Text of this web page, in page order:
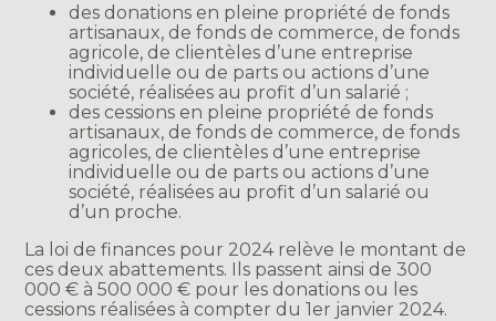
des donations en pleine propriété de fonds
artisanaux, de fonds de commerce, de fonds
agricole, de clientèles d’une entreprise
individuelle ou de parts ou actions d’une
société, réalisées au profit d’un salarié ;
des cessions en pleine propriété de fonds
artisanaux, de fonds de commerce, de fonds
agricoles, de clientèles d’une entreprise
individuelle ou de parts ou actions d’une
société, réalisées au profit d’un salarié ou
d’un proche.
La loi de finances pour 2024 relève le montant de
ces deux abattements. Ils passent ainsi de 300
000 € à 500 000 € pour les donations ou les
cessions réalisées à compter du 1er janvier 2024.